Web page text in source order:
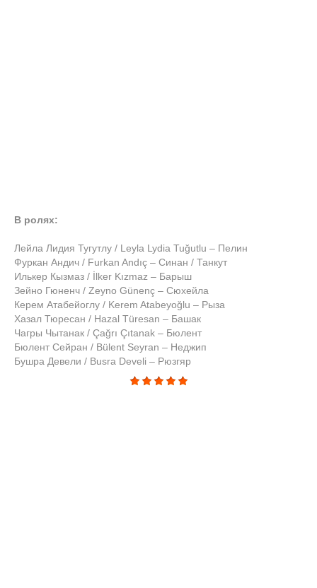
В ролях:
Лейла Лидия Тугутлу / Leyla Lydia Tuğutlu – Пелин
Фуркан Андич / Furkan Andıç – Синан / Танкут
Илькер Кызмаз / İlker Kızmaz – Барыш
Зейно Гюненч / Zeyno Günenç – Сюхейла
Керем Атабейоглу / Kerem Atabeyoğlu – Рыза
Хазал Тюресан / Hazal Türesan – Башак
Чагры Чытанак / Çağrı Çıtanak – Бюлент
Бюлент Сейран / Bülent Seyran – Неджип
Бушра Девели / Busra Develi – Рюзгяр